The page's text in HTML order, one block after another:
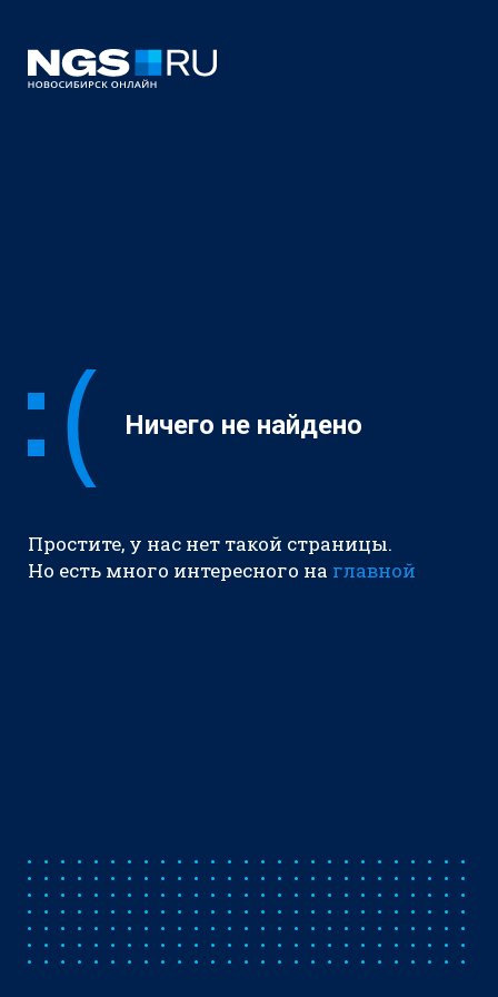
Ничего не найдено
Простите, у нас нет такой страницы.
Но есть много интересного на главной